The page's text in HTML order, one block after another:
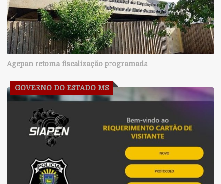
Agepan retoma fiscalização programada
GOVERNO DO ESTADO MS